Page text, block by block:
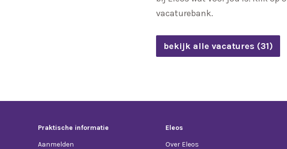
vacaturebank.
bekijk alle vacatures (31)
Praktische informatie
Aanmelden
Eleos
Over Eleos